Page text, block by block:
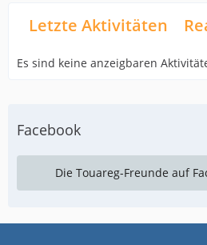
Letzte Aktivitäten
Es sind keine anzeigbaren
Facebook
Die Touareg-Freunde auf